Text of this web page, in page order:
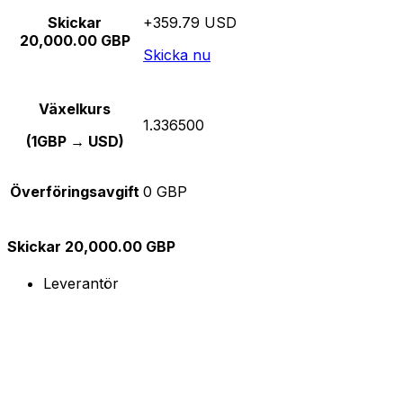
Skickar
20,000.00 GBP
+359.79 USD
Skicka nu
Växelkurs
(1GBP → USD)
1.336500
Överföringsavgift 0 GBP
Skickar 20,000.00 GBP
Leverantör